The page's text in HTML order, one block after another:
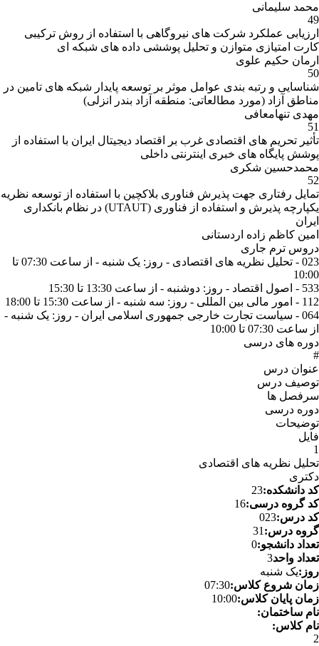
محمد سلیمانی
49
ارزیابی عملکرد شرکت های نیروگاهی با استفاده از روش ترکیبی
کارت امتیازی متوازن و تحلیل پوششی داده های شبکه ای
ارمان حکیم علوی
50
شناسایی و رتبه بندی عوامل موثر بر توسعه پایدار شبکه های تامین در
مناطق آزاد (مورد مطالعاتی: منطقه آزاد بندر انزلی)
مهدی تنهامعافی
51
تأثیر تحریم های اقتصادی غرب بر اقتصاد دیجیتال ایران با استفاده از
پوشش پایگاه های خبری اینترنتی داخلی
محمدحسین شکری
52
تمایل رفتاری جهت پذیرش فناوری بلاکچین با استفاده از توسعه نظریه
یکپارچه پذیرش و استفاده از فناوری (UTAUT) در نظام بانکداری
ایران
امین کاظم زاده اردستانی
دروس ترم جاری
023 - تحلیل نظریه های اقتصادی - روز: یک شنبه - از ساعت 07:30 تا
10:00
533 - اصول اقتصاد - روز: دوشنبه - از ساعت 13:30 تا 15:30
112 - امور مالی بین المللی - روز: سه شنبه - از ساعت 15:30 تا 18:00
064 - سیاست تجارت خارجی جمهوری اسلامی ایران - روز: یک شنبه -
از ساعت 07:30 تا 10:00
دوره های درسی
#
عنوان درس
توصیف درس
سرفصل ها
دوره درسی
توضیحات
فایل
1
تحلیل نظریه های اقتصادی
دکتری
کد دانشکده:23
کد گروه درسی:16
کد درس:023
گروه درس: 31
تعداد دانشجو:0
تعداد واحد3
روز:یک شنبه
زمان شروع کلاس:07:30
زمان پایان کلاس:10:00
نام ساختمان:
نام کلاس:
2